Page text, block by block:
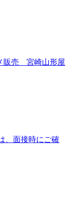
販売 宮崎山形屋
、面接時にご確